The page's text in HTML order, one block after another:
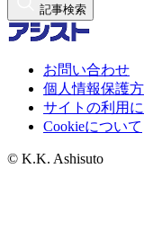
記事検索
お問い合わせ
個人情報保護
サイトの利用
Cookieについて
© K.K. Ashisuto